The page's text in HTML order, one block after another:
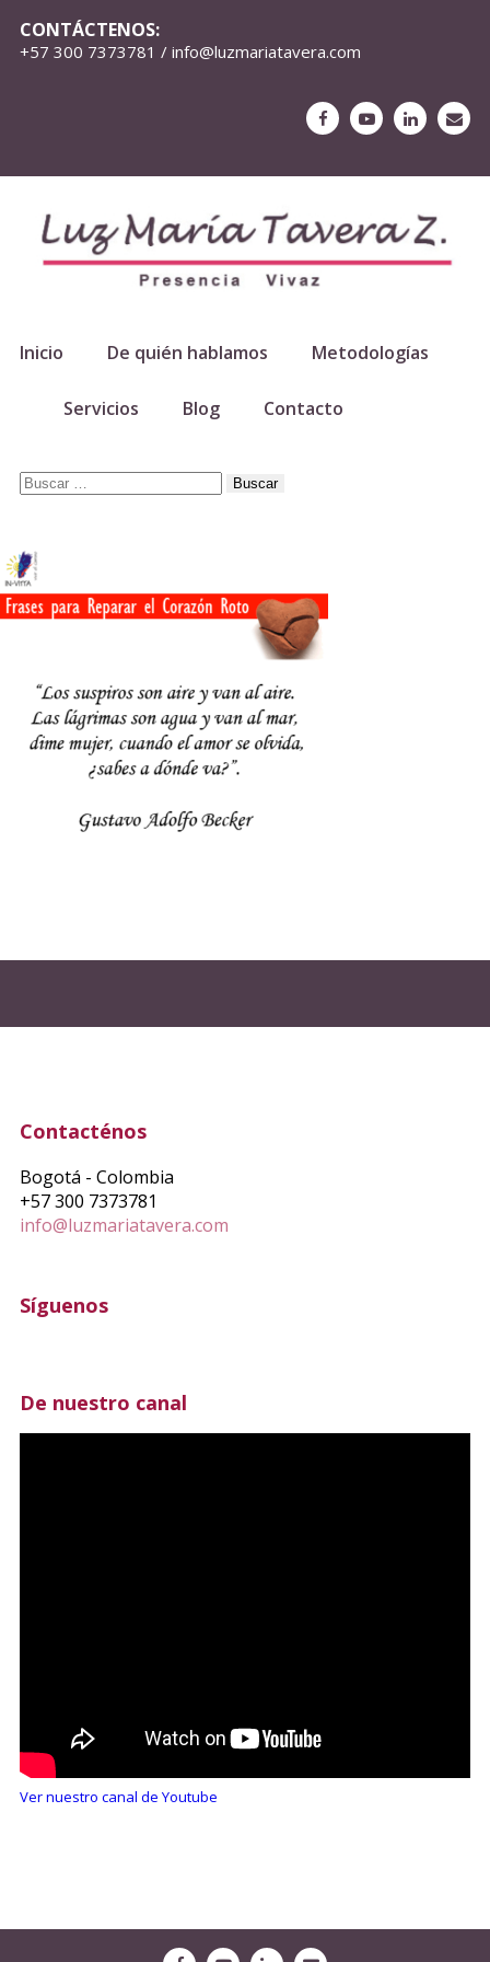
CONTÁCTENOS:
+57 300 7373781 / info@luzmariatavera.com
Inicio De quién hablamos Metodologías
Servicios Blog Contacto
Buscar:
Contacténos
Bogotá - Colombia
+57 300 7373781
info@luzmariatavera.com
Síguenos
De nuestro canal
Ver nuestro canal de Youtube